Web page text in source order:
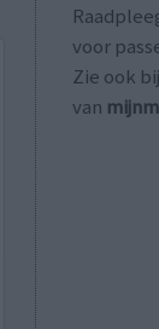
voor
Zie ook
van